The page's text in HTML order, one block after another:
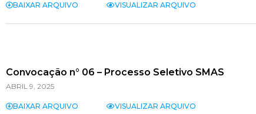
BAIXAR ARQUIVO VISUALIZAR ARQUIVO
Convocação n° 06 – Processo Seletivo SMAS
ABRIL 9, 2025
BAIXAR ARQUIVO VISUALIZAR ARQUIVO